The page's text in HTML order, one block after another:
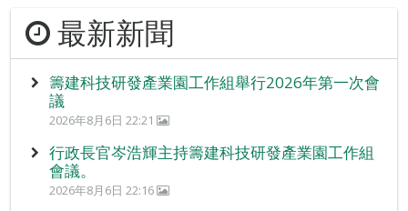
最新新聞
籌建科技研發產業園工作組舉行2026年第一次會
議
2026年8月6日 22:21
行政長官岑浩輝主持籌建科技研發產業園工作組
會議。
2026年8月6日 22:16